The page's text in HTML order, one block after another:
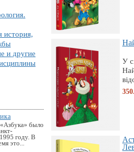
история,
и другие
было
году. В
это...
У